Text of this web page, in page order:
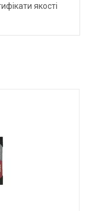
якості